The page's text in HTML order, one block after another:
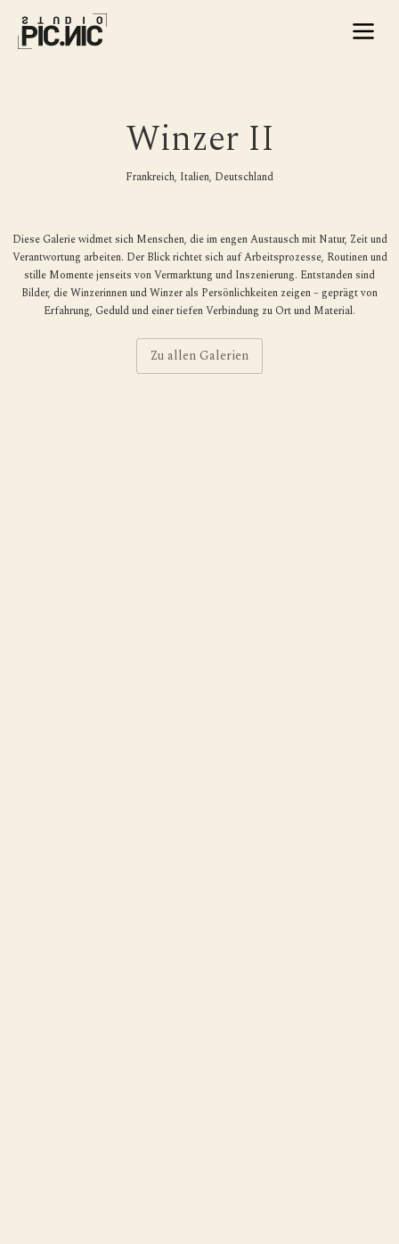
Winzer II
Frankreich, Italien, Deutschland
Diese Galerie widmet sich Menschen, die im engen Austausch mit Natur, Zeit und
Verantwortung arbeiten. Der Blick richtet sich auf Arbeitsprozesse, Routinen und
stille Momente jenseits von Vermarktung und Inszenierung. Entstanden sind
Bilder, die Winzerinnen und Winzer als Persönlichkeiten zeigen – geprägt von
Erfahrung, Geduld und einer tiefen Verbindung zu Ort und Material.
Zu allen Galerien